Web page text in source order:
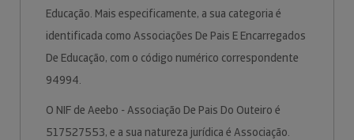
Educação. Mais especificamente, a sua categoria é
identificada como Associações De Pais E Encarregados
De Educação, com o código numérico correspondente
94994.
O NIF de Aeebo - Associação De Pais Do Outeiro é
517527553, e a sua natureza jurídica é Associação.